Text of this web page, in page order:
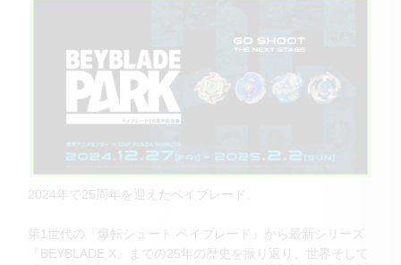
2024年で25周年を迎えたベイブレード。
第1世代の『爆転シュート ベイブレード』から最新シリーズ
『BEYBLADE X』までの25年の歴史を振り返り、世界そして